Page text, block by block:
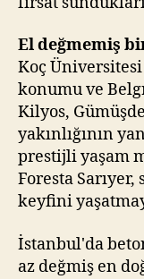
El değmemiş
Koç
konumu ve
Kilyos,
yakınlığının
prestijli yaşam
Foresta
keyfini
İstanbul'da
az değmiş en